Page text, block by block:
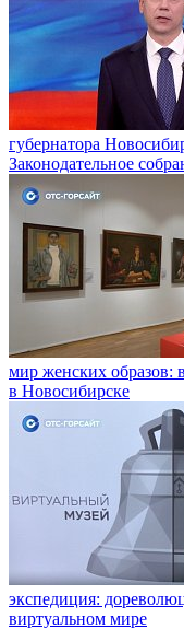
губернатора
Законодательное
мир женских образов:
в Новосибирске
экспедиция:
виртуальном мире